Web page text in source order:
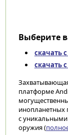
Выберите
скачать
скачать
платформе
инопланетных
с
оружия (